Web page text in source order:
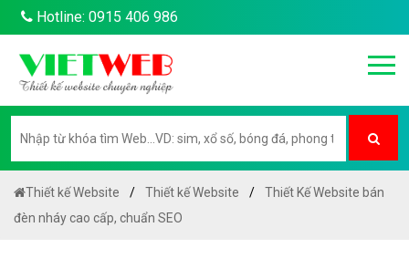
Hotline: 0915 406 986
Thiết kế Website Thiết kế Website
Thiết Kế Website bán
đèn nháy cao cấp, chuẩn SEO